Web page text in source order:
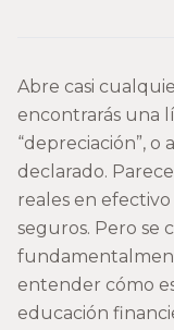
Abre casi
encontrarás una
“depreciación”, o
declarado.
reales en
seguros. Pero se
entender cómo
educación